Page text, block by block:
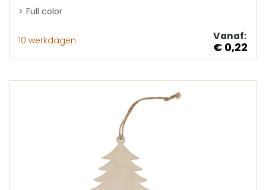
Full color
10 werkdagen Vanaf:
€ 0,22